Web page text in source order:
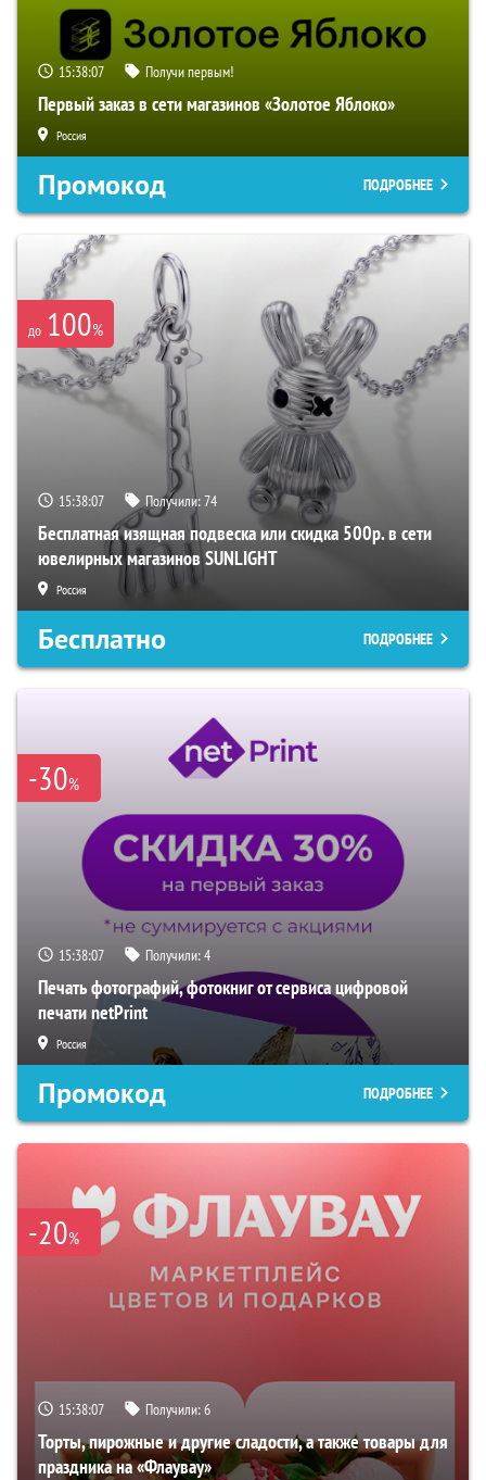
15:38:06 Получи первым!
Первый заказ в сети магазинов «Золотое Яблоко»
Россия
Промокод ПОДРОБНЕЕ
до 100%
15:38:06 Получили:74
Бесплатная изящная подвеска или скидка 500р. в сети
ювелирных магазинов SUNLIGHT
Россия
Бесплатно ПОДРОБНЕЕ
-30%
15:38:06 Получили:4
Печать фотографий, фотокниг от сервиса цифровой
печати netPrint
Россия
Промокод ПОДРОБНЕЕ
-20%
15:38:06 Получили:6
Торты, пирожные и другие сладости, а также товары для
праздника на «Флаувау»